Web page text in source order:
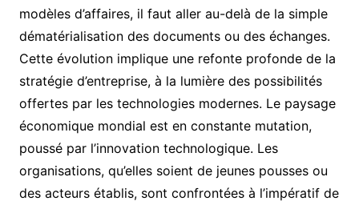
modèles d’affaires, il faut aller au-delà de la simple
dématérialisation des documents ou des échanges.
Cette évolution implique une refonte profonde de la
stratégie d’entreprise, à la lumière des possibilités
offertes par les technologies modernes. Le paysage
économique mondial est en constante mutation,
poussé par l’innovation technologique. Les
organisations, qu’elles soient de jeunes pousses ou
des acteurs établis, sont confrontées à l’impératif de